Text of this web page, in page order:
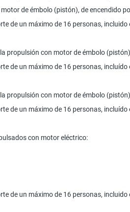
de émbolo (pistón), de encendido
de un máximo de 16 personas,
propulsión con motor de émbolo
de un máximo de 16 personas,
propulsión con motor de émbolo
de un máximo de 16 personas,
con motor eléctrico:
de un máximo de 16 personas,